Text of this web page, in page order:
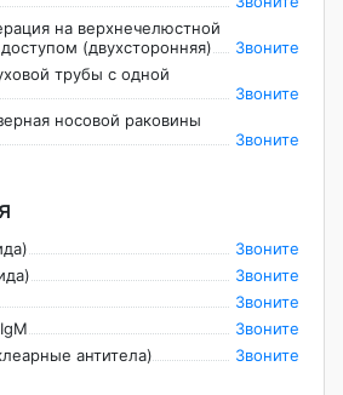
на верхнечелюстной
(двухсторонняя)
Звоните
трубы с одной
Звоните
носовой раковины
Звоните
Звоните
Звоните
Звоните
Звоните
антитела)
Звоните